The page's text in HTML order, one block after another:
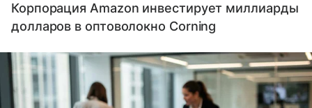
Корпорация Amazon инвестирует миллиарды
долларов в оптоволокно Corning